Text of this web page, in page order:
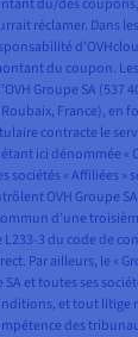
du/des
réclamer. Dans
du coupon.
Groupe SA (537
France), en
contracte le
ici dénommée «
sociétés « Affiliées »
OVH Groupe
d’une
L233-3 du code de
Par ailleurs, le «
et toutes ses
et tout litige
des